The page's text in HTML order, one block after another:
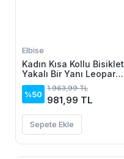
Elbise
Kadın Kısa Kollu Bisiklet
Yakalı Bir Yanı Leopar
Detaylı Uzun Viskon
Elbise
%50
1.963,99 TL
981,99 TL
Sepete Ekle